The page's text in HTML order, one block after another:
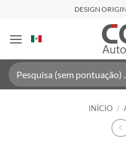
content
DESIGN
Pesquisar
por:
INÍCIO /